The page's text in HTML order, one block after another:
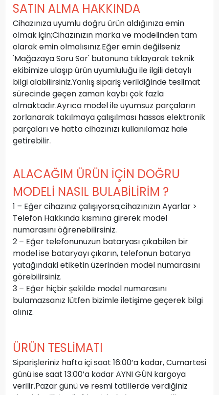
SATIN ALMA HAKKINDA
Cihazınıza uyumlu doğru ürün aldığınıza emin
olmak için;Cihazınızın marka ve modelinden tam
olarak emin olmalısınız.Eğer emin değilseniz
'Mağazaya Soru Sor' butonuna tıklayarak teknik
ekibimize ulaşıp ürün uyumluluğu ile ilgili detaylı
bilgi alabilirsiniz.Yanlış sipariş verildiğinde teslimat
sürecinde geçen zaman kaybı çok fazla
olmaktadır.Ayrıca model ile uyumsuz parçaların
zorlanarak takılmaya çalışılması hassas elektronik
parçaları ve hatta cihazınızı kullanılamaz hale
getirebilir.
ALACAĞIM ÜRÜN İÇİN DOĞRU
MODELİ NASIL BULABİLİRİM ?
1 – Eğer cihazınız çalışıyorsa;cihazınızın Ayarlar >
Telefon Hakkında kısmına girerek model
numarasını öğrenebilirsiniz.
2 – Eğer telefonunuzun bataryası çıkabilen bir
model ise bataryayı çıkarın, telefonun batarya
yatağındaki etiketin üzerinden model numarasını
görebilirsiniz.
3 – Eğer hiçbir şekilde model numarasını
bulamazsanız lütfen bizimle iletişime geçerek bilgi
alınız.
ÜRÜN TESLİMATI
Siparişleriniz hafta içi saat 16:00’a kadar, Cumartesi
günü ise saat 13:00’a kadar AYNI GÜN kargoya
verilir.Pazar günü ve resmi tatillerde verdiğiniz